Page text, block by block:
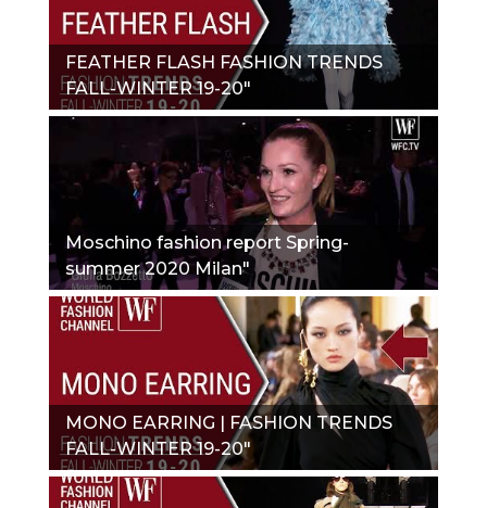
FEATHER FLASH FASHION TRENDS
FALL-WINTER 19-20"
Moschino fashion report Spring-
summer 2020 Milan"
MONO EARRING | FASHION TRENDS
FALL-WINTER 19-20"